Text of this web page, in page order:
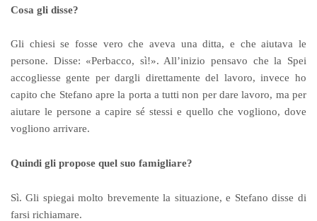
Cosa gli disse?
Gli chiesi se fosse vero che aveva una ditta, e che aiutava le
persone. Disse: «Perbacco, sì!». All’inizio pensavo che la Spei
accogliesse gente per dargli direttamente del lavoro, invece ho
capito che Stefano apre la porta a tutti non per dare lavoro, ma per
aiutare le persone a capire sé stessi e quello che vogliono, dove
vogliono arrivare.
Quindi gli propose quel suo famigliare?
Sì. Gli spiegai molto brevemente la situazione, e Stefano disse di
farsi richiamare.